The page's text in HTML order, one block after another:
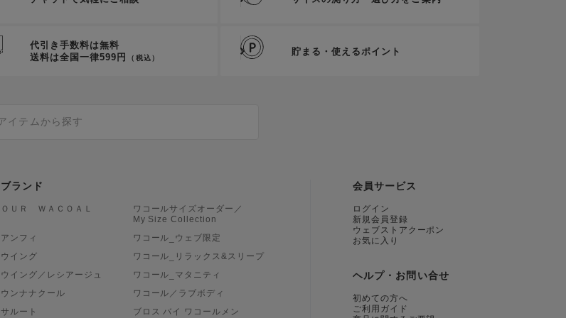
代引き手数料は無料
送料は全国一律599円
（税込）
貯まる・使えるポイント
ブランド
ＯＵＲ ＷＡＣＯＡＬ
アンフィ
ウイング
ウイング／レシアージュ
ウンナナクール
サルート
ワコールサイズオーダー／
My Size Collection
ワコール_ウェブ限定
ワコール_リラックス&スリープ
ワコール_マタニティ
ワコール／ラブボディ
ブロス バイ ワコールメン
会員サービス
ログイン
新規会員登録
ウェブストアクーポン
お気に入り
ヘルプ・お問い合せ
初めての方へ
ご利用ガイド